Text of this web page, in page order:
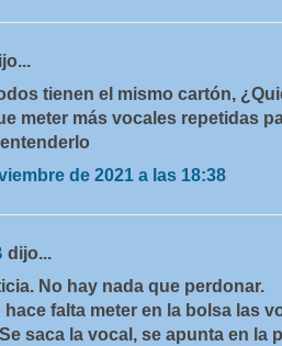
tienen el mismo cartón,
meter más vocales repetidas
de 2021 a las 18:38
dijo...
No hay nada que perdonar.
hace falta meter en la bolsa las
saca la vocal, se apunta en la